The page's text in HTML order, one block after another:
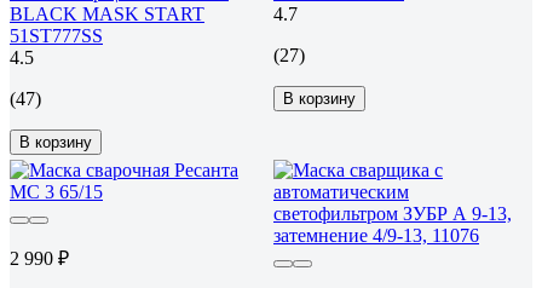
BLACK MASK START
51ST777SS
4.5
(47)
В корзину
4.7
(27)
В корзину
2 990 ₽